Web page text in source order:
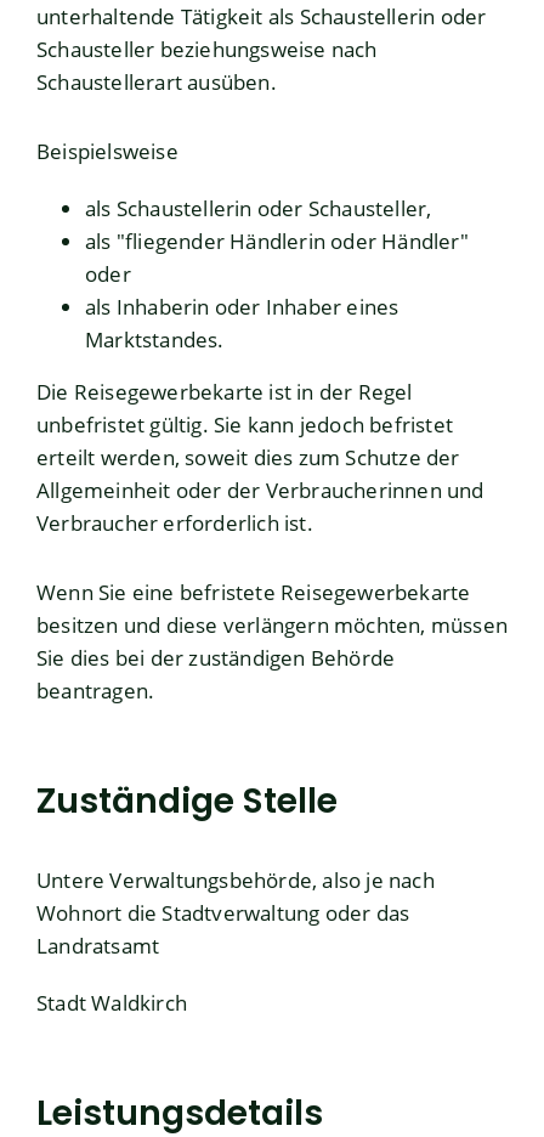
unterhaltende Tätigkeit als Schaustellerin oder
Schausteller beziehungsweise nach
Schaustellerart ausüben.
Beispielsweise
als Schaustellerin oder Schausteller,
als "fliegender Händlerin oder Händler"
oder
als Inhaberin oder Inhaber eines
Marktstandes.
Die Reisegewerbekarte ist in der Regel
unbefristet gültig. Sie kann jedoch befristet
erteilt werden, soweit dies zum Schutze der
Allgemeinheit oder der Verbraucherinnen und
Verbraucher erforderlich ist.
Wenn Sie eine befristete Reisegewerbekarte
besitzen und diese verlängern möchten, müssen
Sie dies bei der zuständigen Behörde
beantragen.
Zuständige Stelle
Untere Verwaltungsbehörde, also je nach
Wohnort die Stadtverwaltung oder das
Landratsamt
Stadt Waldkirch
Leistungsdetails